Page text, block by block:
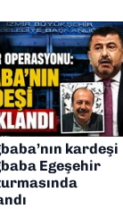
kardeşi
Egeşehir